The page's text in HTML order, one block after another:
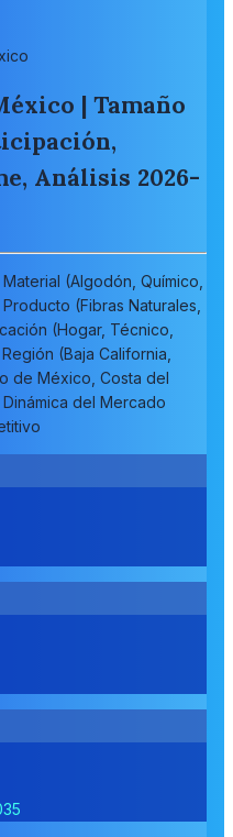
| Tamaño
Análisis 2026-
(Algodón, Químico,
(Fibras Naturales,
(Hogar, Técnico,
(Baja California,
de México, Costa del
del Mercado